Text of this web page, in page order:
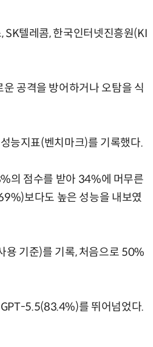
SK텔레콤, 한국인터넷진흥원(KI
공격을 방어하거나 오탐을 식
능지표(벤치마크)를 기록했다.
의 점수를 받아 34%에 머무른
보다도 높은 성능을 내보였
용 기준)를 기록, 처음으로 50%
5.5(83.4%)를 뛰어넘었다.